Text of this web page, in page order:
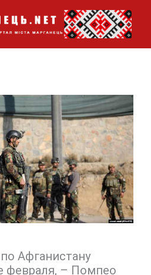
Афганистану
февраля, – Помпео